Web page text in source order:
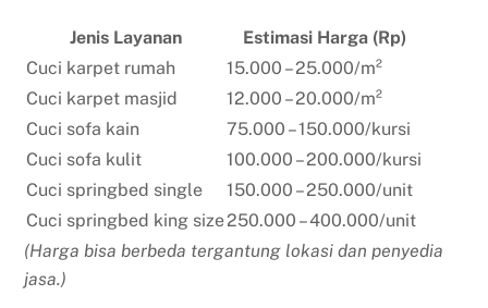
Jenis Layanan
Estimasi Harga (Rp)
Cuci karpet rumah
15.000 – 25.000/m²
Cuci karpet masjid
12.000 – 20.000/m²
Cuci sofa kain
75.000 – 150.000/kursi
Cuci sofa kulit
100.000 – 200.000/kursi
Cuci springbed single
150.000 – 250.000/unit
Cuci springbed king size250.000 – 400.000/unit
(Harga bisa berbeda tergantung lokasi dan penyedia
jasa.)